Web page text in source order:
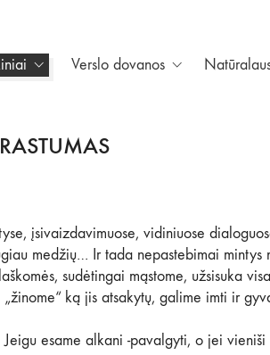
Verslo dovanos
įsivaizdavimuose, vidiniuose
medžių… Ir tada nepastebimai
sudėtingai mąstome, užsisuka
ką jis atsakytų, galime imti ir
esame alkani -pavalgyti, o jei